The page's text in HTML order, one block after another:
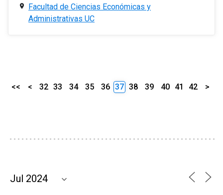
Facultad de Ciencias Económicas y
Administrativas UC
<< < 32 33 34 35 36 37 38 39 40 41 42 >